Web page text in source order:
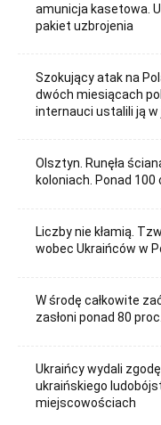
amunicja kasetowa.
pakiet uzbrojenia
Szokujący atak na
dwóch miesiącach
internauci ustalili ją w
Olsztyn. Runęła
koloniach. Ponad
Liczby nie kłamią.
wobec Ukraińców w
W środę całkowite
zasłoni ponad 80
Ukraińcy wydali
ukraińskiego
miejscowościach